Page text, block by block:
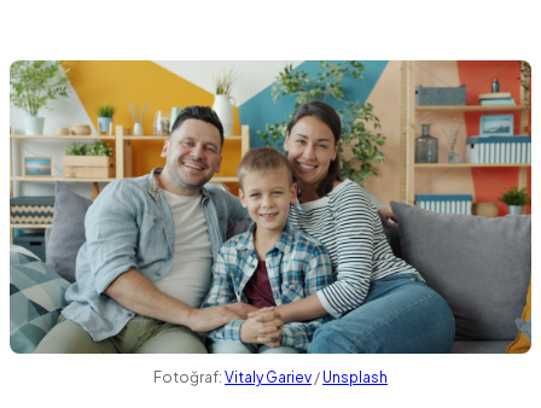
Fotoğraf: Vitaly Gariev / Unsplash